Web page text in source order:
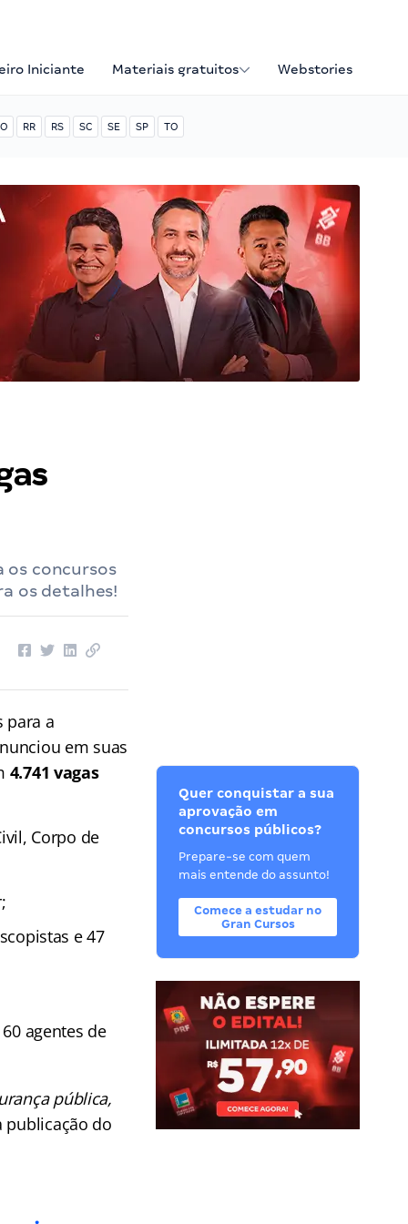
Iniciante Materiais gratuitos Webstories
RR RS SC SE SP TO
os concursos
os detalhes!
para a
em suas
4.741 vagas
Corpo de
e 47
agentes de
pública,
publicação do
Quer conquistar a sua
aprovação em
concursos públicos?
Prepare-se com quem
mais entende do assunto!
Comece a estudar no
Gran Cursos